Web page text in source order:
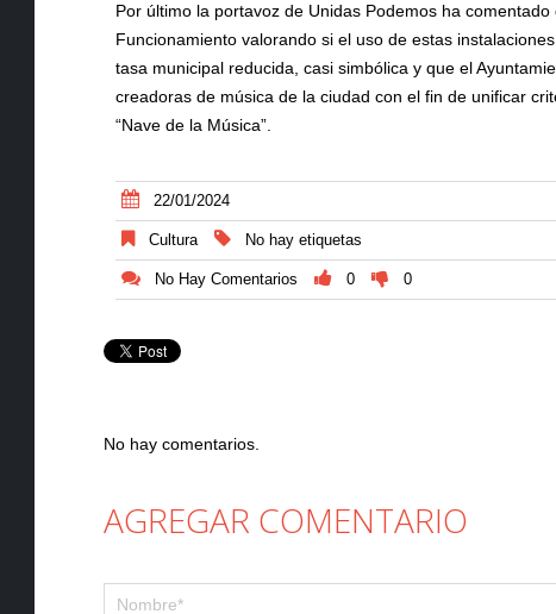
Por último la portavoz de Unidas Podemos ha
Funcionamiento valorando si el uso de estas
tasa municipal reducida, casi simbólica y que el
creadoras de música de la ciudad con el fin de unificar
“Nave de la Música”.
22/01/2024
Cultura No hay etiquetas
No Hay Comentarios 0 0
No hay comentarios.
AGREGAR COMENTARIO